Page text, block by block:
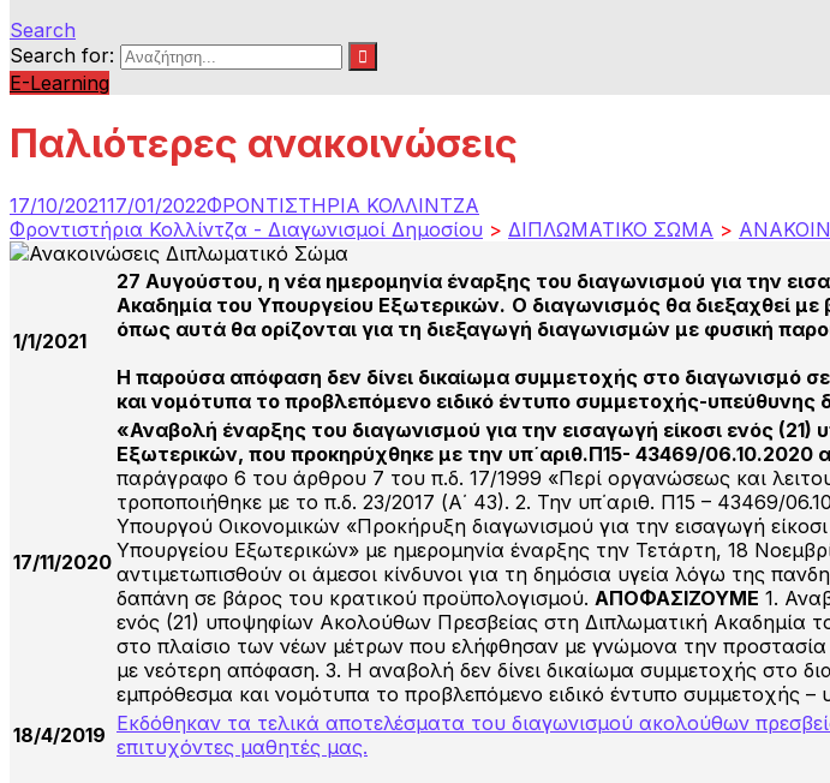
Search
Search for:
E-Learning
Παλιότερες ανακοινώσεις
17/10/202117/01/2022ΦΡΟΝΤΙΣΤΗΡΙΑ ΚΟΛΛΙΝΤΖΑ
Φροντιστήρια Κολλίντζα - Διαγωνισμοί Δημοσίου > ΔΙΠΛΩΜΑΤΙΚΟ ΣΩΜΑ >
1/1/2021
27 Αυγούστου, η νέα ημερομηνία έναρξης του διαγωνισμού για την
Ακαδημία του Υπουργείου Εξωτερικών. Ο διαγωνισμός θα διεξαχθεί
όπως αυτά θα ορίζονται για τη διεξαγωγή διαγωνισμών με φυσική
Η παρούσα απόφαση δεν δίνει δικαίωμα συμμετοχής στο διαγωνισμό
και νομότυπα το προβλεπόμενο ειδικό έντυπο συμμετοχής-υπεύθυνης
17/11/2020
«Αναβολή έναρξης του διαγωνισμού για την εισαγωγή είκοσι ενός
Εξωτερικών, που προκηρύχθηκε με την υπ΄αριθ.Π15- 43469/
παράγραφο 6 του άρθρου 7 του π.δ. 17/1999 «Περί οργανώσεως και
τροποποιήθηκε με το π.δ. 23/2017 (Α΄ 43). 2. Την υπ΄αριθ. Π15 – 43469/
Υπουργού Οικονομικών «Προκήρυξη διαγωνισμού για την εισαγωγή
Υπουργείου Εξωτερικών» με ημερομηνία έναρξης την Τετάρτη, 18
αντιμετωπισθούν οι άμεσοι κίνδυνοι για τη δημόσια υγεία λόγω της
δαπάνη σε βάρος του κρατικού προϋπολογισμού. ΑΠΟΦΑΣΙΖΟΥΜΕ 1.
ενός (21) υποψηφίων Ακολούθων Πρεσβείας στη Διπλωματική Ακαδημία
στο πλαίσιο των νέων μέτρων που ελήφθησαν με γνώμονα την
με νεότερη απόφαση. 3. Η αναβολή δεν δίνει δικαίωμα συμμετοχής στο
εμπρόθεσμα και νομότυπα το προβλεπόμενο ειδικό έντυπο συμμετοχής –
18/4/2019 Εκδόθηκαν τα τελικά αποτελέσματα του διαγωνισμού ακολούθων
επιτυχόντες μαθητές μας.